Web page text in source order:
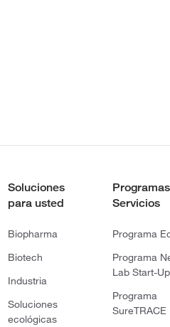
Soluciones
para usted
Biopharma
Biotech
Industria
Soluciones
ecológicas
Servicios
Programa
Programa
Lab Start-Up
Programa
SureTRACE